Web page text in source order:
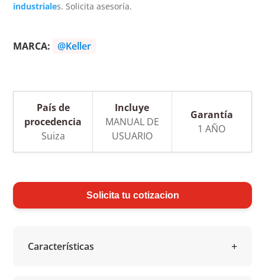
industriales. Solicita asesoría.
MARCA: @Keller
País de
procedencia
Suiza
Incluye
MANUAL DE
USUARIO
Garantía
1 AÑO
Solicita tu cotizacion
Características